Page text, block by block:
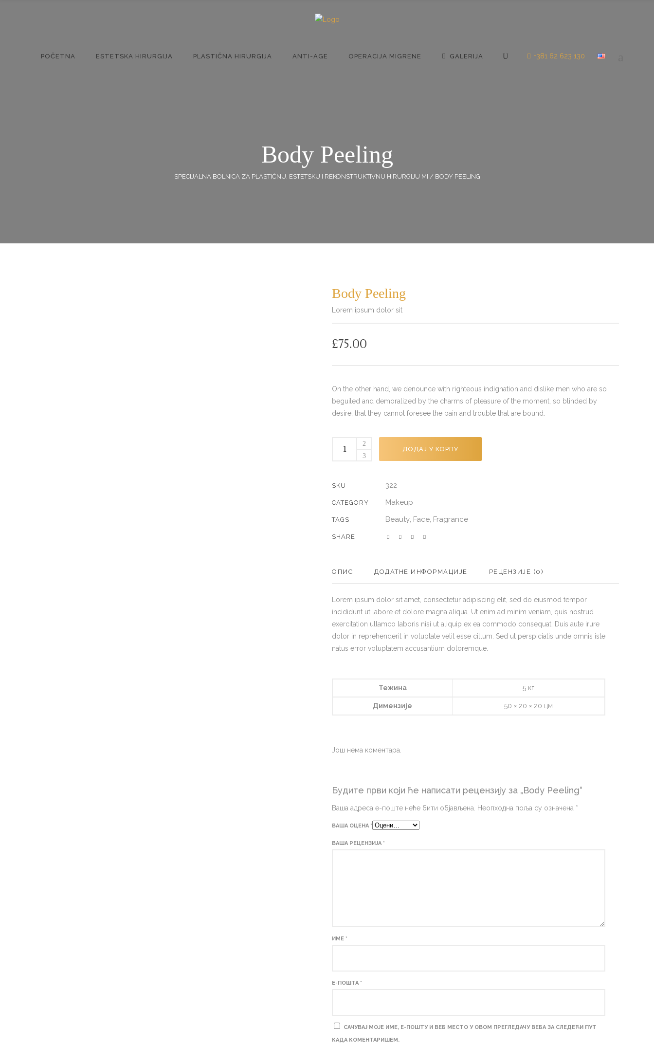
POČETNA ESTETSKA HIRURGIJA PLASTIČNA HIRURGIJA ANTI-AGE OPERACIJA MIGRENE GALERIJA +381 62 623 130
Body Peeling
SPECIJALNA BOLNICA ZA PLASTIČNU, ESTETSKU I REKONSTRUKTIVNU HIRURGIJU MI / BODY PEELING
Body Peeling
Lorem ipsum dolor sit
£75.00
On the other hand, we denounce with righteous indignation and dislike men who are so
beguiled and demoralized by the charms of pleasure of the moment, so blinded by
desire, that they cannot foresee the pain and trouble that are bound.
ДОДАЈ У КОРПУ
SKU 322
CATEGORY Makeup
TAGS Beauty Face Fragrance
SHARE
ОПИС ДОДАТНЕ ИНФОРМАЦИЈЕ РЕЦЕНЗИЈЕ (0)
Lorem ipsum dolor sit amet, consectetur adipiscing elit, sed do eiusmod tempor
incididunt ut labore et dolore magna aliqua. Ut enim ad minim veniam, quis nostrud
exercitation ullamco laboris nisi ut aliquip ex ea commodo consequat. Duis aute irure
dolor in reprehenderit in voluptate velit esse cillum. Sed ut perspiciatis unde omnis iste
natus error voluptatem accusantium doloremque.
Тежина 5 кг
Димензије 50 × 20 × 20 цм
Још нема коментара.
Будите први који ће написати рецензију за „Body Peeling“
Ваша адреса е-поште неће бити објављена. Неопходна поља су означена *
ВАША ОЦЕНА *
ВАША РЕЦЕНЗИЈА *
ИМЕ *
Е-ПОШТА *
САЧУВАЈ МОЈЕ ИМЕ, Е-ПОШТУ И ВЕБ МЕСТО У ОВОМ ПРЕГЛЕДАЧУ ВЕБА ЗА СЛЕДЕЋИ ПУТ
КАДА КОМЕНТАРИШЕМ.